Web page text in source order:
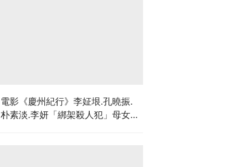
電影《慶州紀行》李姃垠.孔曉振.
朴素淡.李妍「綁架殺人犯」母女檔